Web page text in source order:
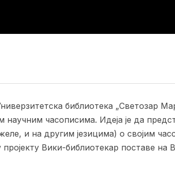
библиотека „Светозар
часописима. Идеја је да
и на другим језицима) о својим
Вики-библиотекар поставе на